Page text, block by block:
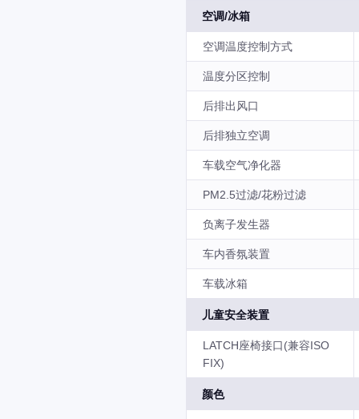
空调/冰箱
空调温度控制方式
温度分区控制
后排出风口
后排独立空调
车载空气净化器
PM2.5过滤/花粉过滤
负离子发生器
车内香氛装置
车载冰箱
儿童安全装置
LATCH座椅接口(兼容ISO
FIX)
颜色